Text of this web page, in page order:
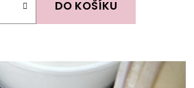
DO KOŠÍKU